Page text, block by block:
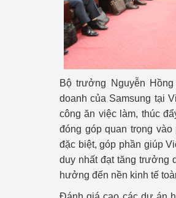
Bộ trưởng Nguyễn
doanh của Samsung tại
công ăn việc làm, thúc
đóng góp quan trọng
đặc biệt, góp phần giúp
duy nhất đạt tăng trưởng
hưởng đến nền kinh tế